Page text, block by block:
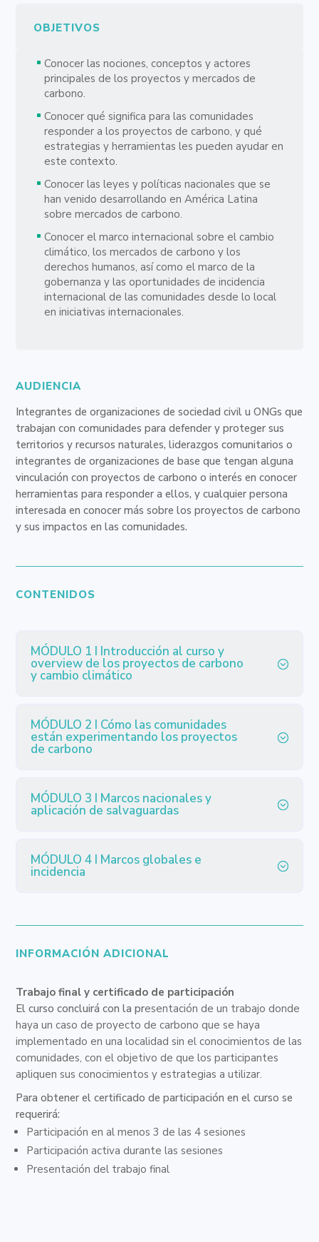
OBJETIVOS
Conocer las nociones, conceptos y actores
principales de los proyectos y mercados de
carbono.
Conocer qué significa para las comunidades
responder a los proyectos de carbono, y qué
estrategias y herramientas les pueden ayudar en
este contexto.
Conocer las leyes y políticas nacionales que se
han venido desarrollando en América Latina
sobre mercados de carbono.
Conocer el marco internacional sobre el cambio
climático, los mercados de carbono y los
derechos humanos, así como el marco de la
gobernanza y las oportunidades de incidencia
internacional de las comunidades desde lo local
en iniciativas internacionales.
AUDIENCIA
Integrantes de organizaciones de sociedad civil u ONGs que
trabajan con comunidades para defender y proteger sus
territorios y recursos naturales, liderazgos comunitarios o
integrantes de organizaciones de base que tengan alguna
vinculación con proyectos de carbono o interés en conocer
herramientas para responder a ellos, y cualquier persona
interesada en conocer más sobre los proyectos de carbono
y sus impactos en las comunidades.
CONTENIDOS
MÓDULO 1 I Introducción al curso y
overview de los proyectos de carbono
y cambio climático
MÓDULO 2 I Cómo las comunidades
están experimentando los proyectos
de carbono
MÓDULO 3 I Marcos nacionales y
aplicación de salvaguardas
MÓDULO 4 I Marcos globales e
incidencia
INFORMACIÓN ADICIONAL
Trabajo final y certificado de participación
El curso concluirá con la presentación de un trabajo donde
haya un caso de proyecto de carbono que se haya
implementado en una localidad sin el conocimientos de las
comunidades, con el objetivo de que los participantes
apliquen sus conocimientos y estrategias a utilizar.
Para obtener el certificado de participación en el curso se
requerirá:
Participación en al menos 3 de las 4 sesiones
Participación activa durante las sesiones
Presentación del trabajo final